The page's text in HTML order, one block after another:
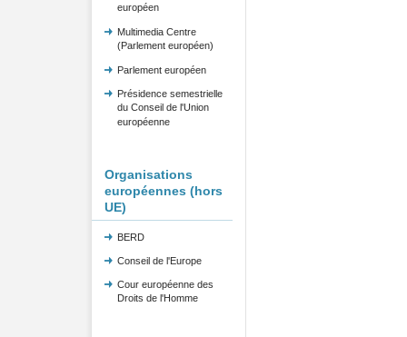
européen
Multimedia Centre
(Parlement européen)
Parlement européen
Présidence semestrielle
du Conseil de l'Union
européenne
Organisations
européennes (hors
UE)
BERD
Conseil de l'Europe
Cour européenne des
Droits de l'Homme